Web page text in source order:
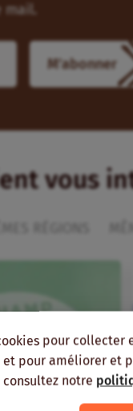
pour
pour améliorer et
consultez notre
M'abonner
vous